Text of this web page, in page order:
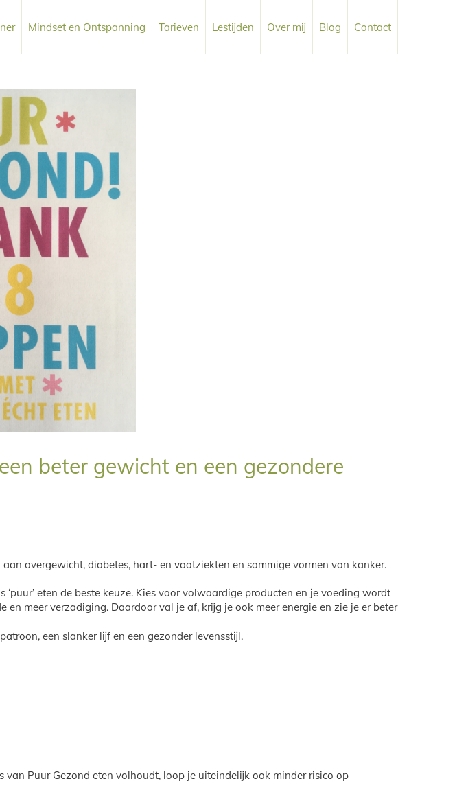
Mindset en Ontspanning Tarieven Lestijden Over mij Blog Contact
beter gewicht en een gezondere
overgewicht, diabetes, hart- en vaatziekten en sommige vormen van kanker.
eten de beste keuze. Kies voor volwaardige producten en je voeding wordt
meer verzadiging. Daardoor val je af, krijg je ook meer energie en zie je er beter
een slanker lijf en een gezonder levensstijl.
Puur Gezond eten volhoudt, loop je uiteindelijk ook minder risico op